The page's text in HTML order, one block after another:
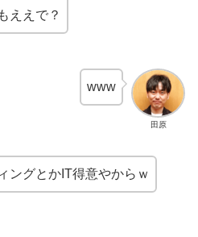
ええで？
田原
www
ングとかIT得意やからｗ